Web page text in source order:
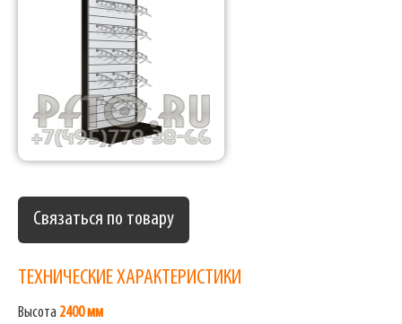
Фабрика торгового оборудования
Связаться по товару
ТЕХНИЧЕСКИЕ ХАРАКТЕРИСТИКИ
Высота 2400 мм